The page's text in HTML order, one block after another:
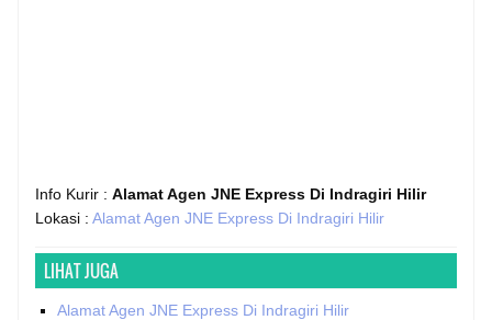
Info Kurir : Alamat Agen JNE Express Di Indragiri Hilir
Lokasi : Alamat Agen JNE Express Di Indragiri Hilir
LIHAT JUGA
Alamat Agen JNE Express Di Indragiri Hilir